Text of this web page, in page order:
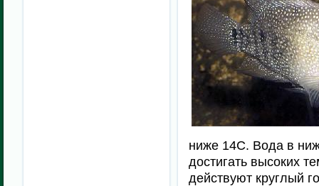
ниже 14C. Вода в
достигать высоких
действуют круглый